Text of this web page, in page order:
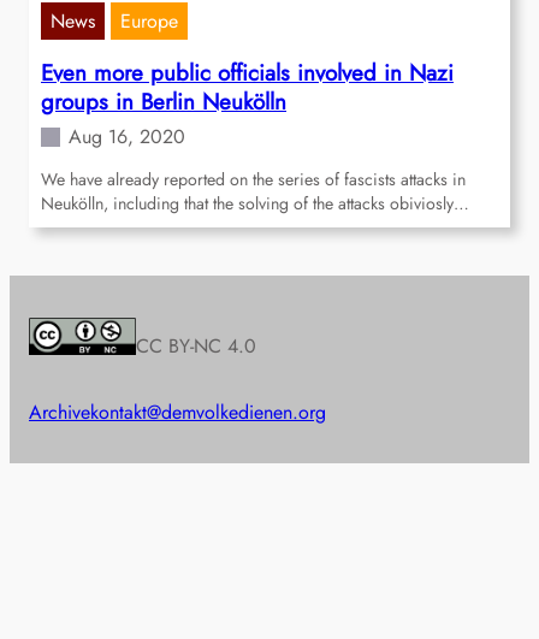
News Europe
Even more public officials involved in Nazi
groups in Berlin Neukölln
Aug 16, 2020
We have already reported on the series of fascists attacks in
Neukölln, including that the solving of the attacks obiviosly…
CC BY-NC 4.0
Archivekontakt@demvolkedienen.org